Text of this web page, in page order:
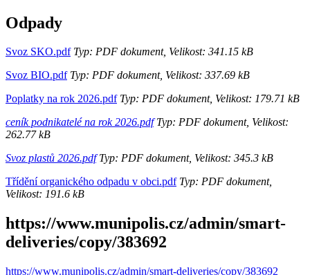
Odpady
Svoz SKO.pdfTyp: PDF dokument, Velikost: 341.15 kB
Svoz BIO.pdfTyp: PDF dokument, Velikost: 337.69 kB
Poplatky na rok 2026.pdfTyp: PDF dokument, Velikost: 179.71 kB
ceník podnikatelé na rok 2026.pdfTyp: PDF dokument, Velikost:
262.77 kB
Svoz plastů 2026.pdfTyp: PDF dokument, Velikost: 345.3 kB
Třídění organického odpadu v obci.pdfTyp: PDF dokument,
Velikost: 191.6 kB
https://www.munipolis.cz/admin/smart-
deliveries/copy/383692
https://www.munipolis.cz/admin/smart-deliveries/copy/383692